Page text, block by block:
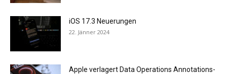
iOS 17.3 Neuerungen
22. Jänner 2024
Apple verlagert Data Operations Annotations-